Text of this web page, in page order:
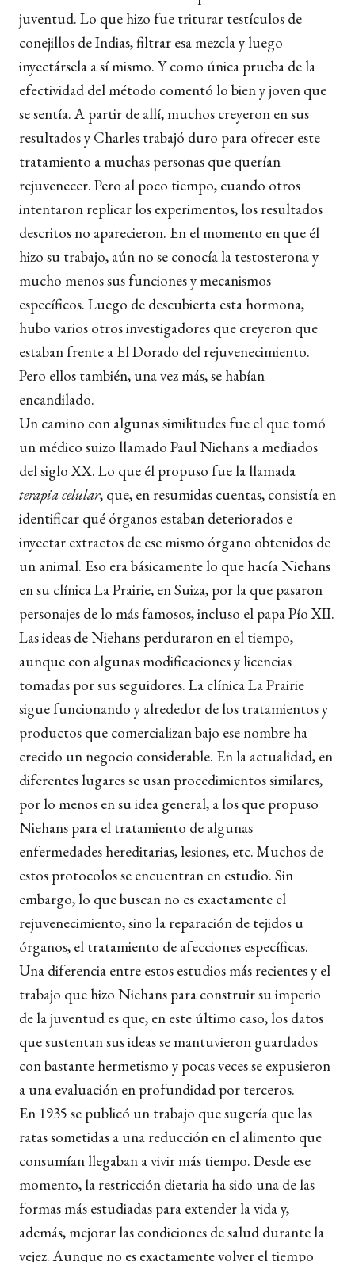
juventud. Lo que hizo fue triturar testículos de
conejillos de Indias, filtrar esa mezcla y luego
inyectársela a sí mismo. Y como única prueba de la
efectividad del método comentó lo bien y joven que
se sentía. A partir de allí, muchos creyeron en sus
resultados y Charles trabajó duro para ofrecer este
tratamiento a muchas personas que querían
rejuvenecer. Pero al poco tiempo, cuando otros
intentaron replicar los experimentos, los resultados
descritos no aparecieron. En el momento en que él
hizo su trabajo, aún no se conocía la testosterona y
mucho menos sus funciones y mecanismos
específicos. Luego de descubierta esta hormona,
hubo varios otros investigadores que creyeron que
estaban frente a El Dorado del rejuvenecimiento.
Pero ellos también, una vez más, se habían
encandilado.
Un camino con algunas similitudes fue el que tomó
un médico suizo llamado Paul Niehans a mediados
del siglo XX. Lo que él propuso fue la llamada
terapia celular, que, en resumidas cuentas, consistía en
identificar qué órganos estaban deteriorados e
inyectar extractos de ese mismo órgano obtenidos de
un animal. Eso era básicamente lo que hacía Niehans
en su clínica La Prairie, en Suiza, por la que pasaron
personajes de lo más famosos, incluso el papa Pío XII.
Las ideas de Niehans perduraron en el tiempo,
aunque con algunas modificaciones y licencias
tomadas por sus seguidores. La clínica La Prairie
sigue funcionando y alrededor de los tratamientos y
productos que comercializan bajo ese nombre ha
crecido un negocio considerable. En la actualidad, en
diferentes lugares se usan procedimientos similares,
por lo menos en su idea general, a los que propuso
Niehans para el tratamiento de algunas
enfermedades hereditarias, lesiones, etc. Muchos de
estos protocolos se encuentran en estudio. Sin
embargo, lo que buscan no es exactamente el
rejuvenecimiento, sino la reparación de tejidos u
órganos, el tratamiento de afecciones específicas.
Una diferencia entre estos estudios más recientes y el
trabajo que hizo Niehans para construir su imperio
de la juventud es que, en este último caso, los datos
que sustentan sus ideas se mantuvieron guardados
con bastante hermetismo y pocas veces se expusieron
a una evaluación en profundidad por terceros.
En 1935 se publicó un trabajo que sugería que las
ratas sometidas a una reducción en el alimento que
consumían llegaban a vivir más tiempo. Desde ese
momento, la restricción dietaria ha sido una de las
formas más estudiadas para extender la vida y,
además, mejorar las condiciones de salud durante la
vejez. Aunque no es exactamente volver el tiempo